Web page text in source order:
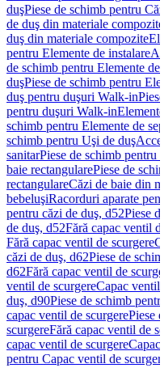
duşPiese de schimb pentru
de duş din materiale
duş din materiale compozite
pentru Elemente de instalare
de schimb pentru Elemente
duşPiese de schimb pentru
duş pentru duşuri Walk-in
pentru duşuri Walk-in
schimb pentru Elemente de
schimb pentru Uşi de duş
sanitarPiese de schimb
baie rectangularePiese de
rectangulareCăzi de baie din
bebeluşiRacorduri aparate
pentru căzi de duş, d52Piese
de duş, d52Fără capac ventil
Fără capac ventil de scurgere
căzi de duş, d62Piese de
d62Fără capac ventil de
ventil de scurgereCapac
duş, d90Piese de schimb
capac ventil de scurgerePiese
scurgereFără capac ventil de
capac ventil de scurgere
pentru Capac ventil de